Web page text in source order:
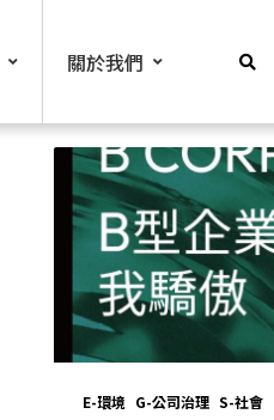
關於我們
E-環境 G-公司治理 S-社會